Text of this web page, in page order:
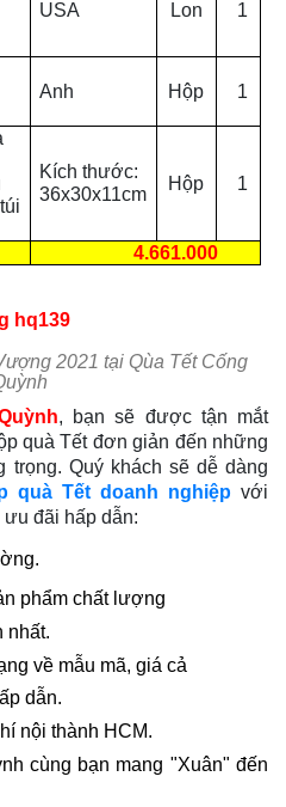
USA Lon 1
Anh Hộp 1
Kích thước:
36x30x11cm
Hộp 1
4.661.000
2021 tại Qùa Tết Cống
, bạn sẽ được tận mắt
quà Tết đơn giản đến những
trọng. Quý khách sẽ dễ dàng
quà Tết doanh nghiệp với
đãi hấp dẫn:
phẩm chất lượng
nhất.
về mẫu mã, giá cả
dẫn.
nội thành HCM.
cùng bạn mang "Xuân" đến